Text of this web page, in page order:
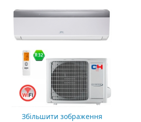
Збільшити зображення